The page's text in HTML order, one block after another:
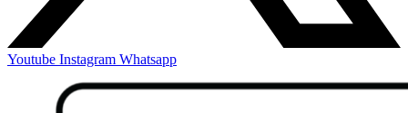
Youtube Instagram Whatsapp